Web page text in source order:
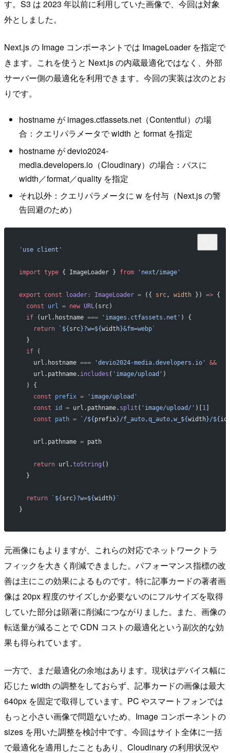
す。S3 は 2023 年以前に利用していた画像で、今回は対象
外としました。
Next.js の Image コンポーネントでは ImageLoader を指定で
きます。これを使うと Next.js の内蔵最適化ではなく、外部
サーバー側の最適化を利用できます。今回の実装は次のとお
りです。
hostname が images.ctfassets.net（Contentful）の場
合：クエリパラメータで width と format を指定
hostname が devio2024-
media.developers.io（Cloudinary）の場合：パスに
width／format／quality を指定
それ以外：クエリパラメータに w を付与（Next.js の警
告回避のため）
'use client'
import type { ImageLoader } from 'next/image'
export const loader: ImageLoader = ({ src, width }) => {
  const
url = new URL(src)
  if
(url.hostname === 'images.ctfassets.net' ) {
    return
`${ src}?w=${width}&fm=webp`
  }
  if
(
    url.hostname
=== 'devio2024-media.developers.io'
&&
    url.pathname.
includes ( 'image/upload' )
  ) {
    const
prefix = 'image/upload'
    const
id = url.pathname. split ( 'image/upload/' )[ 1]
    const
path = `/${ prefix}/f_auto,q_auto,w_${width}/${ id
    url.pathname
= path
    return
url.toString ()
  }
  return
`${ src}?w=${width}`
}
元画像にもよりますが、これらの対応でネットワークトラ
フィックを大きく削減できました。パフォーマンス指標の改
善は主にこの効果によるものです。特に記事カードの著者画
像は 20px 程度のサイズしか必要ないのにフルサイズを取得
していた部分は顕著に削減につながりました。また、画像の
転送量が減ることで CDN コストの最適化という副次的な効
果も得られています。
一方で、まだ最適化の余地はあります。現状はデバイス幅に
応じた width の調整をしておらず、記事カードの画像は最大
640px を固定で取得しています。PC やスマートフォンでは
もっと小さい画像で問題ないため、Image コンポーネントの
sizes を用いた調整を検討中です。今回はサイト全体に一括
で最適化を適用したこともあり、Cloudinary の利用状況や